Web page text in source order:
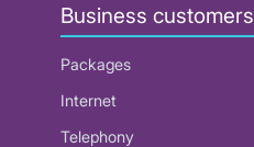
Business customers
Packages
Internet
Telephony